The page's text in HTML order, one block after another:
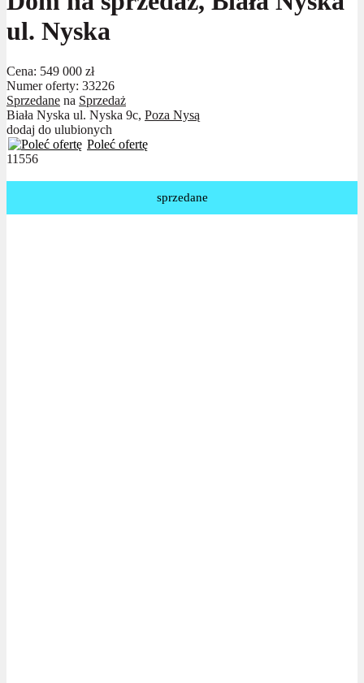
ul. Nyska
Cena: 549 000 zł
Numer oferty: 33226
Sprzedane na Sprzedaż
Biała Nyska ul. Nyska 9c, Poza Nysą
dodaj do ulubionych
Poleć ofertę
11556
sprzedane